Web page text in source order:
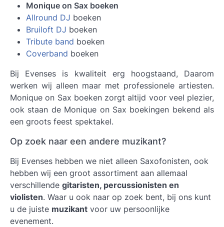
Monique on Sax boeken
Allround DJ boeken
Bruiloft DJ boeken
Tribute band boeken
Coverband boeken
Bij Evenses is kwaliteit erg hoogstaand, Daarom
werken wij alleen maar met professionele artiesten.
Monique on Sax boeken zorgt altijd voor veel plezier,
ook staan de Monique on Sax boekingen bekend als
een groots feest spektakel.
Op zoek naar een andere muzikant?
Bij Evenses hebben we niet alleen Saxofonisten, ook
hebben wij een groot assortiment aan allemaal
verschillende gitaristen, percussionisten en
violisten. Waar u ook naar op zoek bent, bij ons kunt
u de juiste muzikant voor uw persoonlijke
evenement.